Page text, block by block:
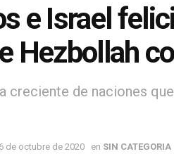
e Israel
Hezbollah
creciente de naciones
de octubre de 2020 en SIN CATEGORIA